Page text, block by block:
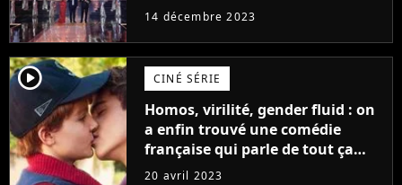
14 décembre 2023
player2 CINÉ SÉRIE
Homos, virilité, gender fluid : on
a enfin trouvé une comédie
française qui parle de tout ça
sans être super ringarde
20 avril 2023